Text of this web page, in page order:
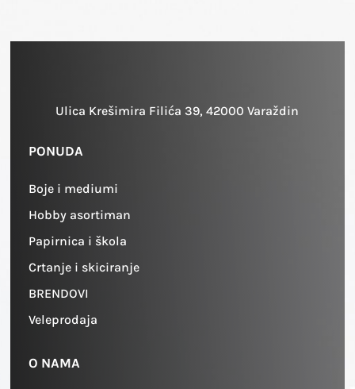
Ulica Krešimira Filića 39, 42000 Varaždin
PONUDA
Boje i mediumi
Hobby asortiman
Papirnica i škola
Crtanje i skiciranje
BRENDOVI
Veleprodaja
O NAMA